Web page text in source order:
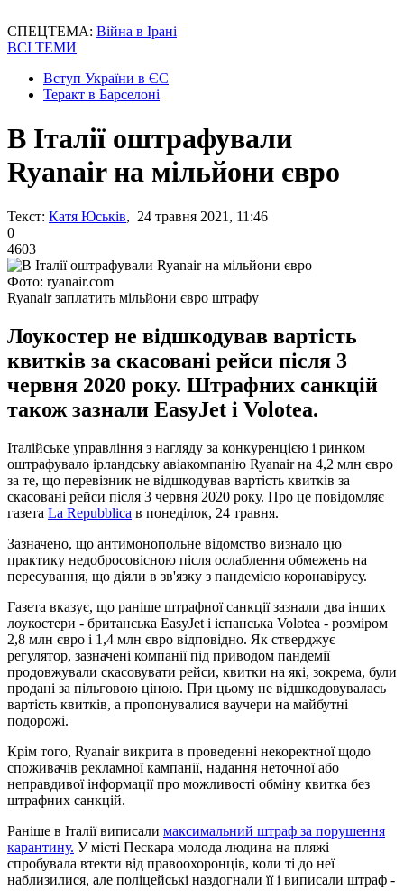
СПЕЦТЕМА: Війна в Ірані
ВСІ ТЕМИ
Вступ України в ЄС
Теракт в Барселоні
В Італії оштрафували
Ryanair на мільйони євро
Текст: Катя Юськів, 24 травня 2021, 11:46
0
4603
Фото: ryanair.com
Ryanair заплатить мільйони євро штрафу
Лоукостер не відшкодував вартість
квитків за скасовані рейси після 3
червня 2020 року. Штрафних санкцій
також зазнали EasyJet і Volotea.
Італійське управління з нагляду за конкуренцією і ринком
оштрафувало ірландську авіакомпанію Ryanair на 4,2 млн євро
за те, що перевізник не відшкодував вартість квитків за
скасовані рейси після 3 червня 2020 року. Про це повідомляє
газета La Repubblica в понеділок, 24 травня.
Зазначено, що антимонопольне відомство визнало цю
практику недобросовісною після ослаблення обмежень на
пересування, що діяли в зв'язку з пандемією коронавірусу.
Газета вказує, що раніше штрафної санкції зазнали два інших
лоукостери - британська EasyJet і іспанська Volotea - розміром
2,8 млн євро і 1,4 млн євро відповідно. Як стверджує
регулятор, зазначені компанії під приводом пандемії
продовжували скасовувати рейси, квитки на які, зокрема, були
продані за пільговою ціною. При цьому не відшкодовувалась
вартість квитків, а пропонувалися ваучери на майбутні
подорожі.
Крім того, Ryanair викрита в проведенні некоректної щодо
споживачів рекламної кампанії, надання неточної або
неправдивої інформації про можливості обміну квитка без
штрафних санкцій.
Раніше в Італії виписали максимальний штраф за порушення
карантину. У місті Пескара молода людина на пляжі
спробувала втекти від правоохоронців, коли ті до неї
наблизилися, але поліцейські наздогнали її і виписали штраф -